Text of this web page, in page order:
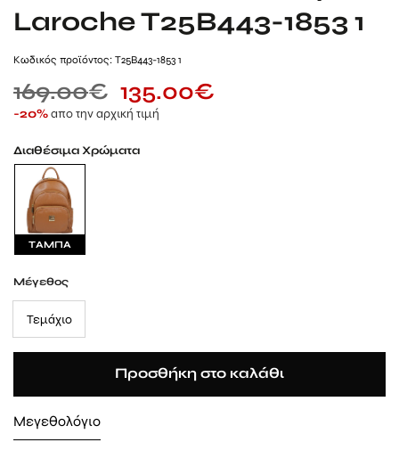
Laroche T25B443-1853 1
Kωδικός προϊόντος: T25B443-1853 1
169.00€ 135.00€
-20%απο την αρχική τιμή
Διαθέσιμα Χρώματα
ΤΑΜΠΑ
Μέγεθος
Τεμάχιο
Προσθήκη στο καλάθι
Μεγεθολόγιο